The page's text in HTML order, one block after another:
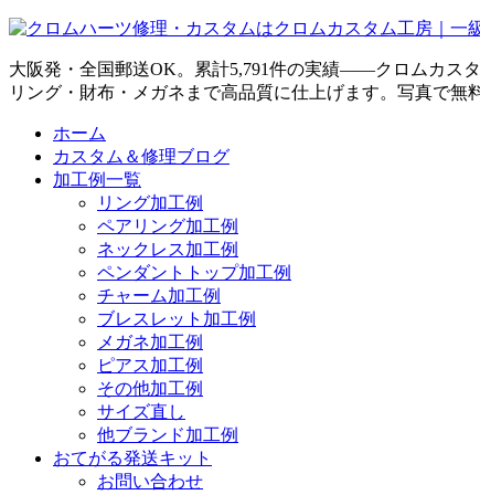
大阪発・全国郵送OK。累計5,791件の実績——クロムカス
リング・財布・メガネまで高品質に仕上げます。写真で無
ホーム
カスタム＆修理ブログ
加工例一覧
リング加工例
ペアリング加工例
ネックレス加工例
ペンダントトップ加工例
チャーム加工例
ブレスレット加工例
メガネ加工例
ピアス加工例
その他加工例
サイズ直し
他ブランド加工例
おてがる発送キット
お問い合わせ